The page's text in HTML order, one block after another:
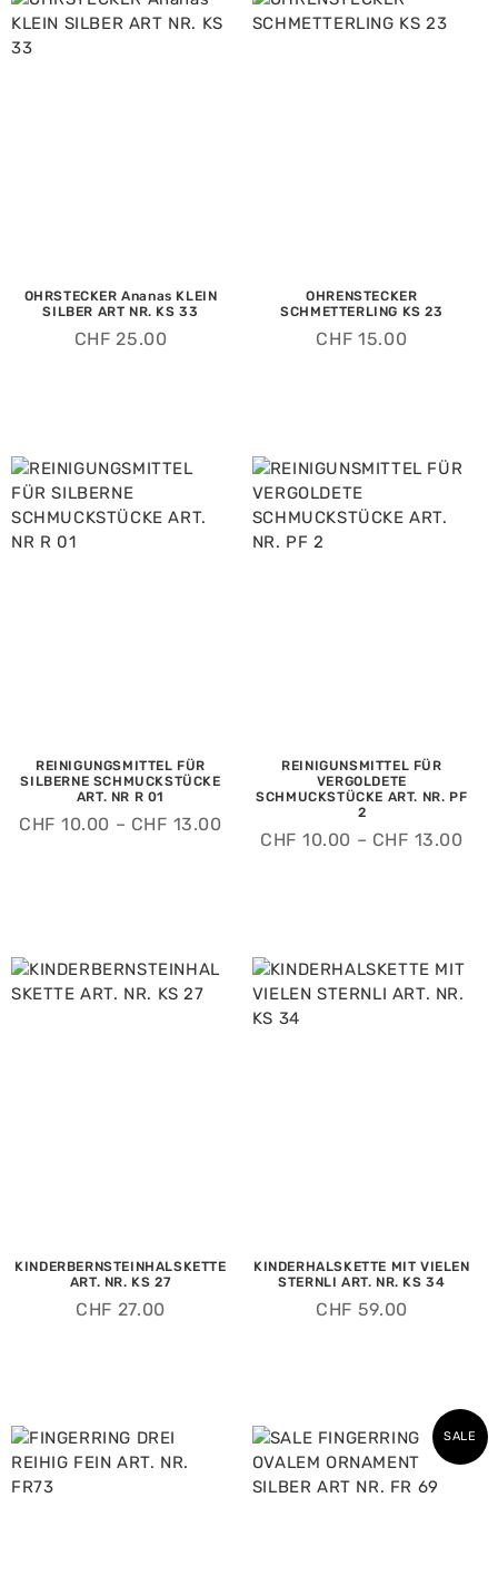
OHRSTECKER Ananas KLEIN
SILBER ART NR. KS 33
CHF 25.00
OHRENSTECKER
SCHMETTERLING KS 23
CHF 15.00
REINIGUNGSMITTEL FÜR
SILBERNE SCHMUCKSTÜCKE
ART. NR R 01
CHF 10.00 – CHF 13.00
REINIGUNSMITTEL FÜR
VERGOLDETE
SCHMUCKSTÜCKE ART. NR. PF
2
CHF 10.00 – CHF 13.00
KINDERBERNSTEINHALSKETTE
ART. NR. KS 27
CHF 27.00
KINDERHALSKETTE MIT VIELEN
STERNLI ART. NR. KS 34
CHF 59.00
SALE